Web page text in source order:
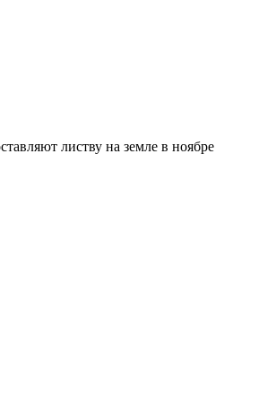
листву на земле в ноябре